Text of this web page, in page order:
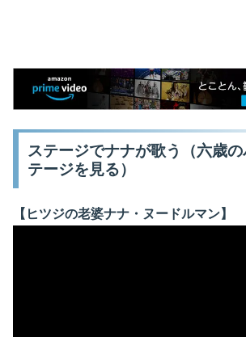
ステージでナナが歌う（六歳
テージを見る）
【ヒツジの老婆ナナ・ヌードルマン】